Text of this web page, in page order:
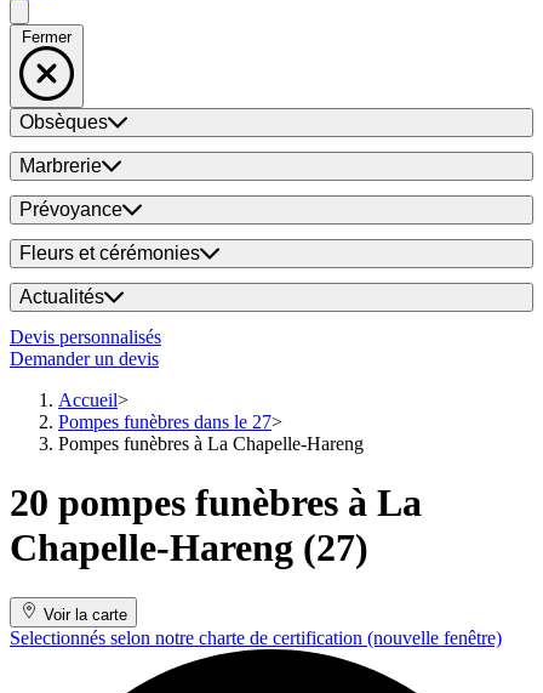
Fermer
Obsèques
Marbrerie
Prévoyance
Fleurs et cérémonies
Actualités
Devis personnalisés
Demander un devis
Accueil
Pompes funèbres dans le 27
Pompes funèbres à La Chapelle-Hareng
20 pompes funèbres à La
Chapelle-Hareng (27)
Voir la carte
Selectionnés selon notre charte de certification (nouvelle fenêtre)